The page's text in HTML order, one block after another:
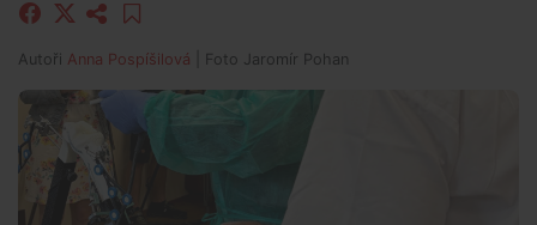
Autoři Anna Pospíšilová | Foto Jaromír Pohan